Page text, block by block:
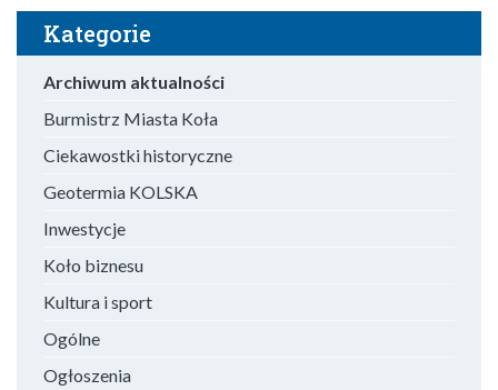
Kategorie
Archiwum aktualności
Burmistrz Miasta Koła
Ciekawostki historyczne
Geotermia KOLSKA
Inwestycje
Koło biznesu
Kultura i sport
Ogólne
Ogłoszenia